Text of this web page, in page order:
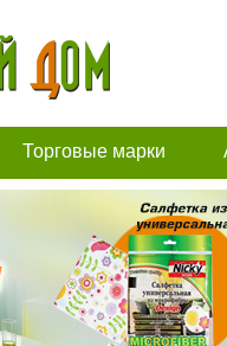
Торговые марки